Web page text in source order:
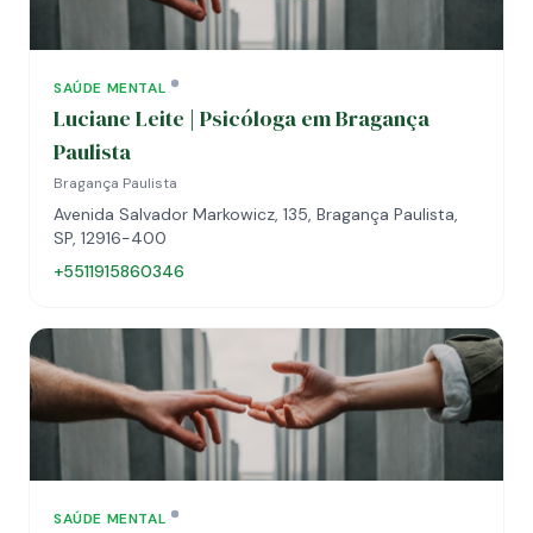
SAÚDE MENTAL
Luciane Leite | Psicóloga em Bragança
Paulista
Bragança Paulista
Avenida Salvador Markowicz, 135, Bragança Paulista,
SP, 12916-400
+5511915860346
SAÚDE MENTAL